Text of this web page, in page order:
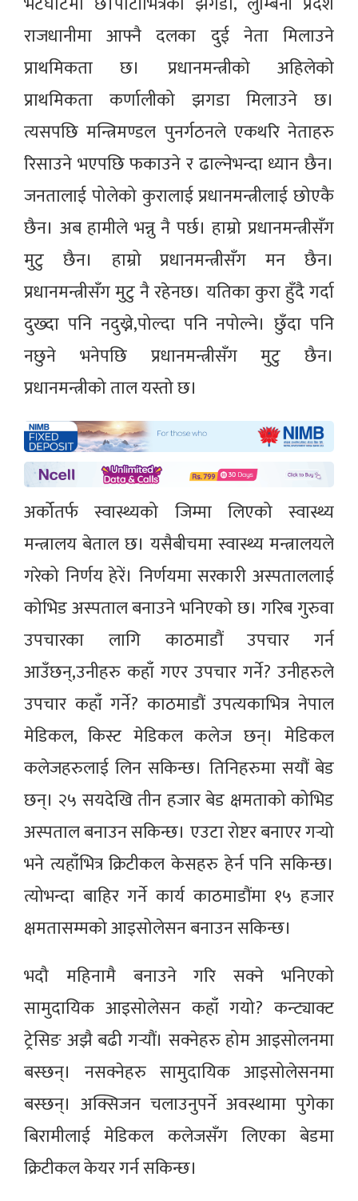
राजधानीमा आफ्नै दलका दुई नेता मिलाउने
प्राथमिकता छ। प्रधानमन्त्रीको अहिलेको
प्राथमिकता कर्णालीको झगडा मिलाउने छ।
त्यसपछि मन्त्रिमण्डल पुनर्गठनले एकथरि नेताहरु
रिसाउने भएपछि फकाउने र ढाल्नेभन्दा ध्यान छैन।
जनतालाई पोलेको कुरालाई प्रधानमन्त्रीलाई छोएकै
छैन। अब हामीले भन्नु नै पर्छ। हाम्रो प्रधानमन्त्रीसँग
मुटु छैन। हाम्रो प्रधानमन्त्रीसँग मन छैन।
प्रधानमन्त्रीसँग मुटु नै रहेनछ। यतिका कुरा हुँदै गर्दा
दुख्दा पनि नदुख्ने,पोल्दा पनि नपोल्ने। छुँदा पनि
नछुने भनेपछि प्रधानमन्त्रीसँग मुटु छैन।
प्रधानमन्त्रीको ताल यस्तो छ।
अर्कोतर्फ स्वास्थ्यको जिम्मा लिएको स्वास्थ्य
मन्त्रालय बेताल छ। यसैबीचमा स्वास्थ्य मन्त्रालयले
गरेको निर्णय हेरें। निर्णयमा सरकारी अस्पताललाई
कोभिड अस्पताल बनाउने भनिएको छ। गरिब गुरुवा
उपचारका लागि काठमाडौं उपचार गर्न
आउँछन्,उनीहरु कहाँ गएर उपचार गर्ने? उनीहरुले
उपचार कहाँ गर्ने? काठमाडौं उपत्यकाभित्र नेपाल
मेडिकल, किस्ट मेडिकल कलेज छन्। मेडिकल
कलेजहरुलाई लिन सकिन्छ। तिनिहरुमा सयौं बेड
छन्। २५ सयदेखि तीन हजार बेड क्षमताको कोभिड
अस्पताल बनाउन सकिन्छ। एउटा रोष्टर बनाएर गर्‍यो
भने त्यहाँभित्र क्रिटीकल केसहरु हेर्न पनि सकिन्छ।
त्योभन्दा बाहिर गर्ने कार्य काठमाडौंमा १५ हजार
क्षमतासम्मको आइसोलेसन बनाउन सकिन्छ।
भदौ महिनामै बनाउने गरि सक्ने भनिएको
सामुदायिक आइसोलेसन कहाँ गयो? कन्ट्याक्ट
ट्रेसिङ अझै बढी गर्‍यौं। सक्नेहरु होम आइसोलनमा
बस्छन्। नसक्नेहरु सामुदायिक आइसोलेसनमा
बस्छन्। अक्सिजन चलाउनुपर्ने अवस्थामा पुगेका
बिरामीलाई मेडिकल कलेजसँग लिएका बेडमा
क्रिटीकल केयर गर्न सकिन्छ।